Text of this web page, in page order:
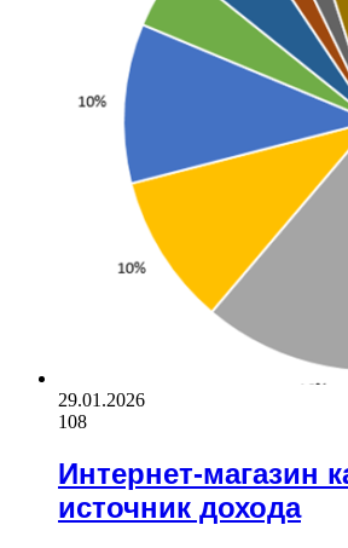
29.01.2026
108
Интернет-магазин
источник дохода